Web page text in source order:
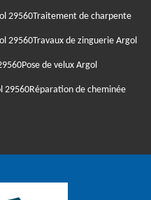
29560Traitement de charpente
29560Travaux de zinguerie Argol
Pose de velux Argol
29560Réparation de cheminée